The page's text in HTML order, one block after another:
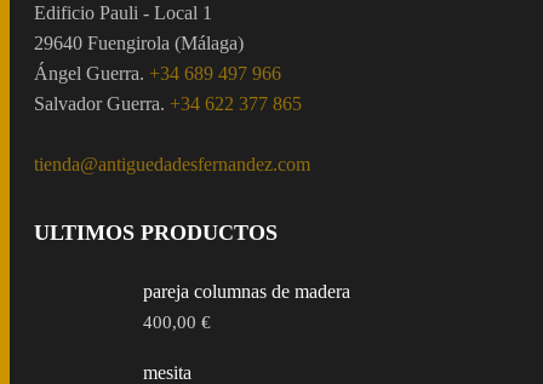
Edificio Pauli - Local 1
29640 Fuengirola (Málaga)
Ángel Guerra. +34 689 497 966
Salvador Guerra. +34 622 377 865
tienda@antiguedadesfernandez.com
ULTIMOS PRODUCTOS
pareja columnas de madera
400,00€
mesita